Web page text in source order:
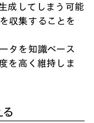
成してしまう可能
収集することを
タを知識ベース
を高く維持しま